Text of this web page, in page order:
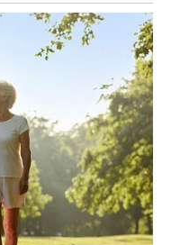
pisanje, trgovinu,
povoljan dan. Ipak,
odjednom. Fokus
ti deluju izazovno,
ćeš znati kako da ih